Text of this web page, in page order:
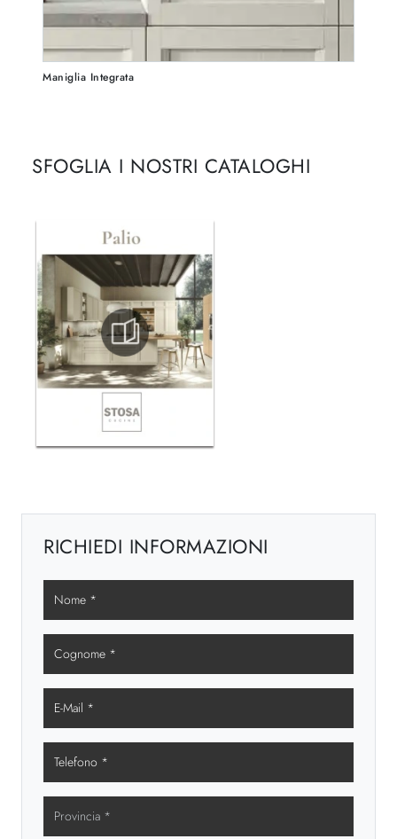
Maniglia Integrata
SFOGLIA I NOSTRI CATALOGHI
RICHIEDI INFORMAZIONI